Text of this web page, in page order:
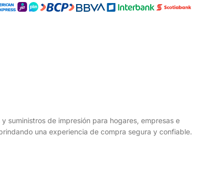
suministros de impresión para hogares, empresas e
una experiencia de compra segura y confiable.